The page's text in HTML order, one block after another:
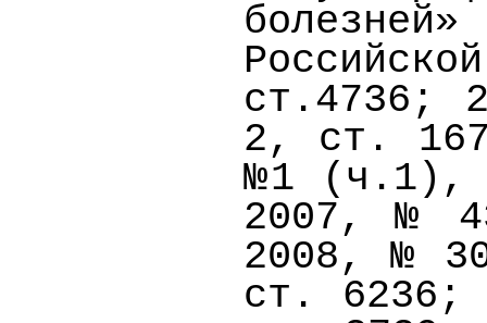
ст.4736;
2, ст.
№1 (ч.1),
2007, №
2008, №
ст.